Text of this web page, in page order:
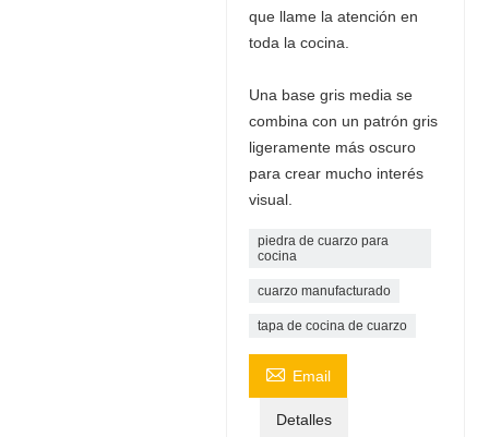
que llame la atención en
toda la cocina.
Una base gris media se
combina con un patrón gris
ligeramente más oscuro
para crear mucho interés
visual.
piedra de cuarzo para
cocina
cuarzo manufacturado
tapa de cocina de cuarzo
 Email
Detalles